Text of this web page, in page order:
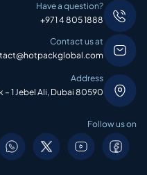
Have a question?
+971 4 805 1888
Contact us at
Address
1 Jebel Ali, Dubai 80590
Follow us on